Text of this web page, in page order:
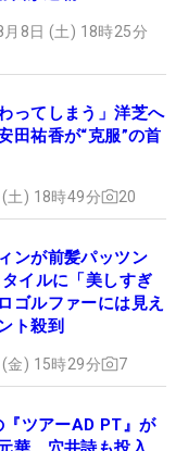
月8日 (土) 18時25分
ってしまう」洋芝へ
祐香が“克服”の首
土) 18時49分 20
ンが前髪パッツン
イルに「美しすぎ
ゴルファーには見え
ト殺到
金) 15時29分 7
ツアーAD PT』が